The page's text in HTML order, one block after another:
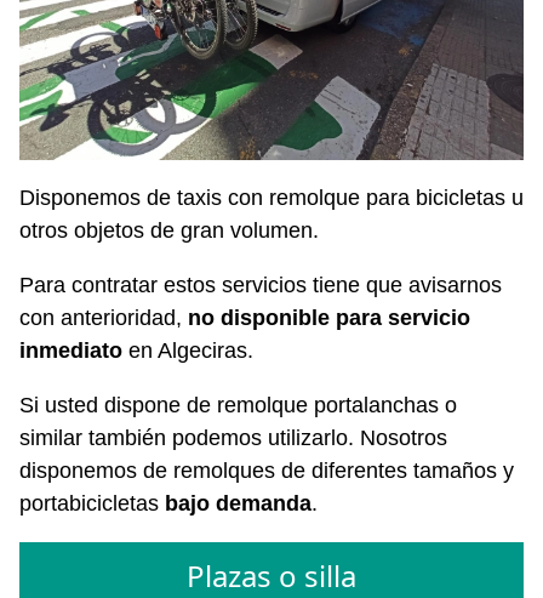
Disponemos de taxis con remolque para bicicletas u
otros objetos de gran volumen.
Para contratar estos servicios tiene que avisarnos
con anterioridad, no disponible para servicio
inmediato en Algeciras.
Si usted dispone de remolque portalanchas o
similar también podemos utilizarlo. Nosotros
disponemos de remolques de diferentes tamaños y
portabicicletas bajo demanda.
Plazas o silla